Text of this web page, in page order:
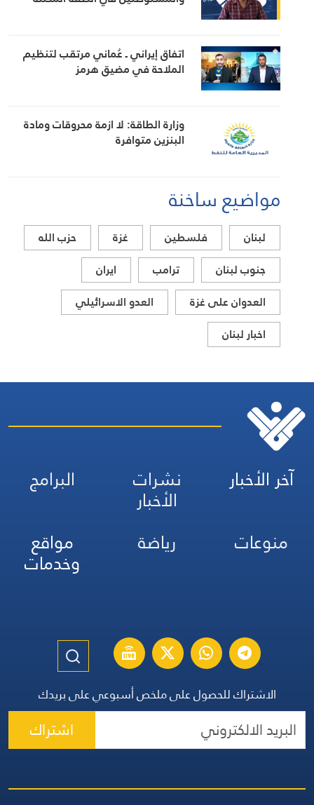
اتفاق إيراني ـ عُماني مرتقب لتنظيم
الملاحة في مضيق هرمز
وزارة الطاقة: لا ازمة محروقات ومادة
البنزين متوافرة
مواضيع ساخنة
لبنان فلسطين غزة
حزب الله
جنوب لبنان
ترامب
ايران
العدوان على غزة
العدو الاسرائيلي
اخبار لبنان
آخر الأخبار نشرات
الأخبار
البرامج
منوعات
رياضة مواقع
وخدمات
الاشتراك للحصول على ملخص أسبوعي على بريدك
اشتراك